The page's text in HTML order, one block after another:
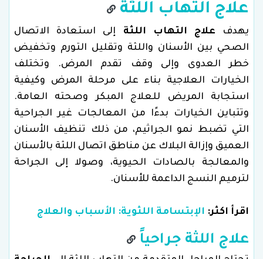
علاج التهاب اللثة
يهدف علاج التهاب اللثة إلى استعادة الاتصال
الصحي بين الأسنان واللثة وتقليل التورم وتخفيض
خطر العدوى وإلى وقف تقدم المرض. وتختلف
الخيارات العلاجية بناء على مرحلة المرض وكيفية
استجابة المريض للعلاج المبكر وصحته العامة.
وتتباين الخيارات بدءًا من المعالجات غير الجراحية
التي تضبط نمو الجراثيم، من ذلك تنظيف الأسنان
العميق وإزالة البلاك عن مناطق اتصال اللثة بالأسنان
والمعالجة بالصادات الحيوية، وصولا إلى الجراحة
لترميم النسج الداعمة للأسنان.
اقرأ اكثر: الإبتسامة اللثوية: الأسباب والعلاج
علاج اللثة جراحياً